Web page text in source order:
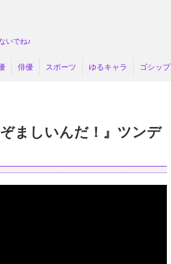
いでね♪
俳優 スポーツ ゆるキャラ ゴシップ
ましいんだ！』ツンデ